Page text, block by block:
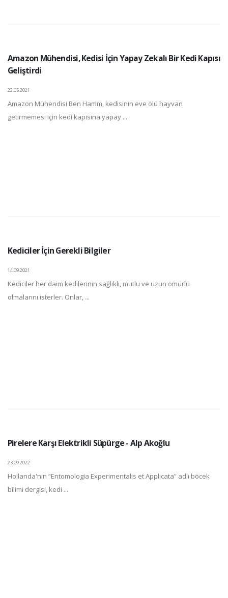
Amazon Mühendisi, Kedisi İçin Yapay Zekalı Bir Kedi Kapısı
Geliştirdi
22.05.2021
Amazon Mühendisi Ben Hamm, kedisinin eve ölü hayvan
getirmemesi için kedi kapısına yapay ...
Kediciler İçin Gerekli Bilgiler
14.09.2021
Kediciler her daim kedilerinin sağlıklı, mutlu ve uzun ömürlü
olmalarını isterler. Onlar, ...
Pirelere Karşı Elektrikli Süpürge - Alp Akoğlu
23.09.2022
Hollanda'nın “Entomologia Experimentalis et Applicata” adlı böcek
bilimi dergisi, kedi ...